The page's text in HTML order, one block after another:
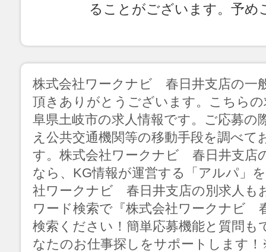
ることがございます。予め
株式会社ワークナビ 春日井支店の一
頂きありがとうございます。こちら
阜県土岐市の求人情報です。ご応募の
え公共交通機関等の移動手段を調べ
す。株式会社ワークナビ 春日井支店
なら、KG情報が運営する「アルパ」
社ワークナビ 春日井支店の別求人も
ワード検索で『株式会社ワークナビ
検索ください！簡単応募機能と質問も
なたのお仕事探しをサポートします